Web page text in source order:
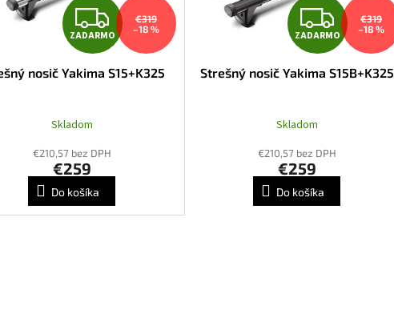
Z
A
D
R
M
O
ZADARMO
€319
–18 %
nosič Yakima S15+K325
Skladom
€210,57 bez DPH
€259
Do košíka
Z
A
D
R
M
ZADARMO
€319
–18 %
Strešný nosič Yakima S15B+K325
Skladom
€210,57 bez DPH
€259
Do košíka